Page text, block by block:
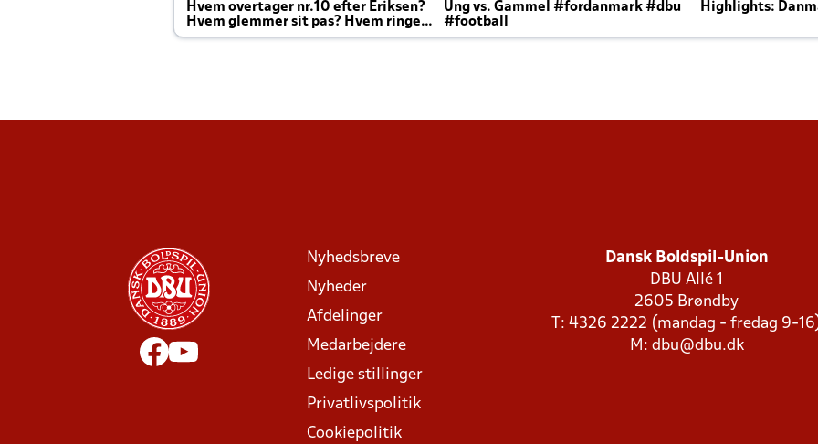
Hvem overtager nr.10 efter Eriksen?
Hvem glemmer sit pas? Hvem ringer
Joachim altid til efter kampe?
Ung vs. Gammel #fordanmark #dbu
#football
Highlights:
Nyhedsbreve
Nyheder
Afdelinger
Medarbejdere
Ledige stillinger
Privatlivspolitik
Cookiepolitik
Dansk Boldspil-Union
DBU Allé 1
2605 Brøndby
T: 4326 2222 (mandag - fredag 9-
M: dbu@dbu.dk